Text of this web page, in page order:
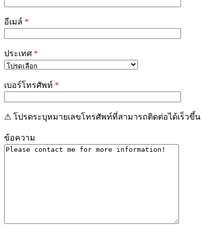
อีเมล์ *
ประเทศ *
เบอร์โทรศัพท์ *
⚠ โปรดระบุหมายเลขโทรศัพท์ที่สามารถติดต่อได้เร็วขึ้น
ข้อความ